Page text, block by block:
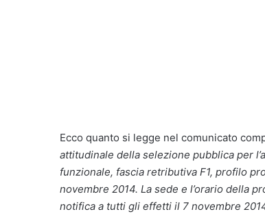
Ecco quanto si legge nel comunicato
attitudinale della selezione pubblica per
funzionale, fascia retributiva F1, profilo
novembre 2014. La sede e l’orario della
notifica a tutti gli effetti il 7 novembre